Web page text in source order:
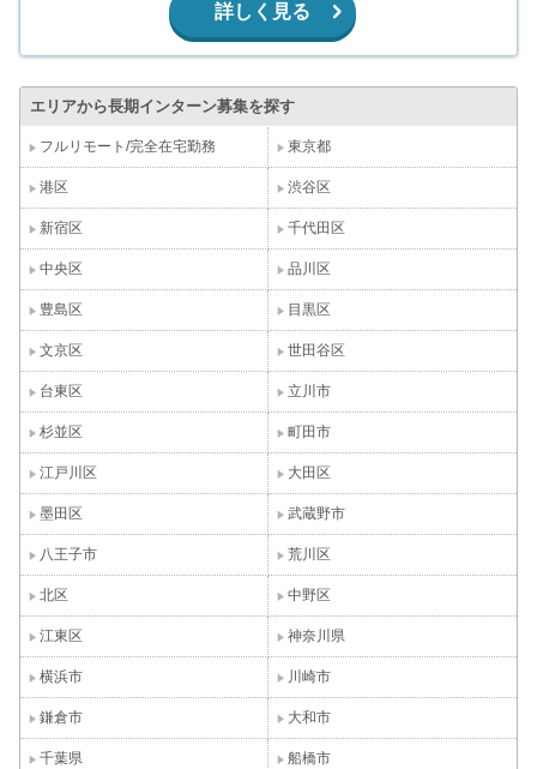
詳しく見る
エリアから長期インターン募集を探す
フルリモート/完全在宅勤務 東京都
港区 渋谷区
新宿区 千代田区
中央区 品川区
豊島区 目黒区
文京区 世田谷区
台東区 立川市
杉並区 町田市
江戸川区 大田区
墨田区 武蔵野市
八王子市 荒川区
北区 中野区
江東区 神奈川県
横浜市 川崎市
鎌倉市 大和市
千葉県 船橋市